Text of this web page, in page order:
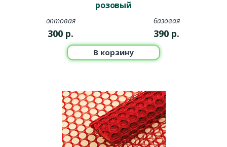
розовый
оптовая
300 р.
базовая
390 р.
В корзину